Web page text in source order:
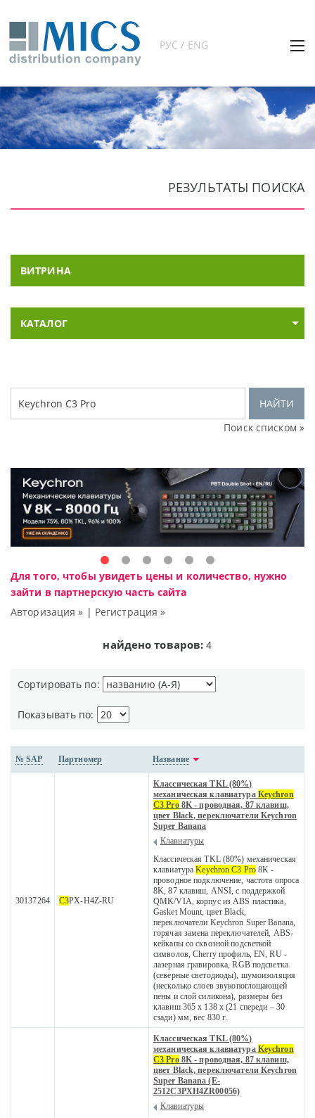
РУС / ENG
РЕЗУЛЬТАТЫ ПОИСКА
ВИТРИНА
КАТАЛОГ
НАЙТИ
Поиск списком »
Для того, чтобы увидеть цены и количество, нужно
зайти в партнерскую часть сайта
Авторизация » | Регистрация »
найдено товаров: 4
Сортировать по:
Показывать по:
№ SAP Партномер Название
30137264 C3PX-H4Z-RU
Классическая TKL (80%)
механическая клавиатура Keychron
C3 Pro8K - проводная, 87 клавиш,
цвет Black, переключатели Keychron
Super Banana
Клавиатуры
Классическая TKL (80%) механическая
клавиатураKeychron C3 Pro 8K -
проводное подключение, частота опроса
8K, 87 клавиш, ANSI, с поддержкой
QMK/VIA, корпус из ABS пластика,
Gasket Mount, цвет Black,
переключатели Keychron Super Banana,
горячая замена переключателей, ABS-
кейкапы со сквозной подсветкой
символов, Cherry профиль, EN, RU -
лазерная гравировка, RGB подсветка
(северные светодиоды), шумоизоляция
(несколько слоев звукопоглощающей
пены и слой силикона), размеры без
клавиш 365 x 138 x (21 спереди – 30
сзади) мм, вес 830 г.
Классическая TKL (80%)
механическая клавиатура Keychron
C3 Pro8K - проводная, 87 клавиш,
цвет Black, переключатели Keychron
Super Banana (E-
2512C3PXH4ZR00056)
Клавиатуры